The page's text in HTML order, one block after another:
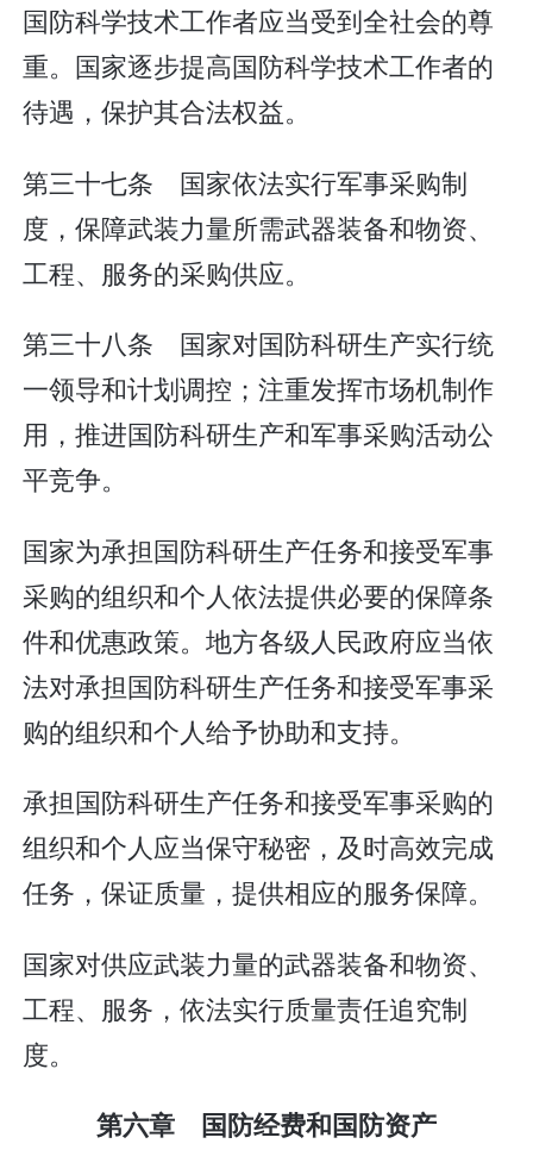
国防科学技术工作者应当受到全社会的尊
重。国家逐步提高国防科学技术工作者的
待遇，保护其合法权益。
第三十七条 国家依法实行军事采购制
度，保障武装力量所需武器装备和物资、
工程、服务的采购供应。
第三十八条 国家对国防科研生产实行统
一领导和计划调控；注重发挥市场机制作
用，推进国防科研生产和军事采购活动公
平竞争。
国家为承担国防科研生产任务和接受军事
采购的组织和个人依法提供必要的保障条
件和优惠政策。地方各级人民政府应当依
法对承担国防科研生产任务和接受军事采
购的组织和个人给予协助和支持。
承担国防科研生产任务和接受军事采购的
组织和个人应当保守秘密，及时高效完成
任务，保证质量，提供相应的服务保障。
国家对供应武装力量的武器装备和物资、
工程、服务，依法实行质量责任追究制
度。
第六章 国防经费和国防资产